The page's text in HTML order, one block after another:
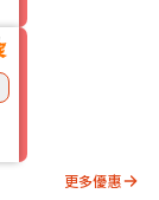
更多優惠